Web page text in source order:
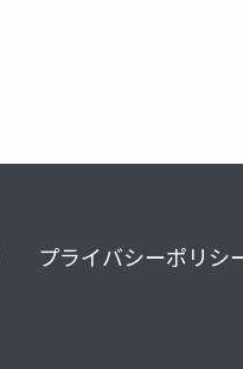
プライバシーポリシ